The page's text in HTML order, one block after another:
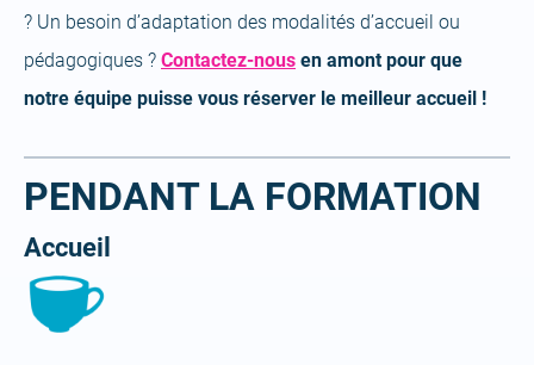
? Un besoin d’adaptation des modalités d’accueil ou
pédagogiques ? Contactez-nous en amont pour que
notre équipe puisse vous réserver le meilleur accueil !
PENDANT LA FORMATION
Accueil